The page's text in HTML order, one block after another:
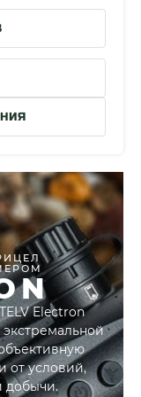
сплав
32Gb
-30 C - +55 C
7000 Дж
196x62x90
585гр
Россия
Китай
3200м
800м
1280м
Electron
от условий,
добычи.